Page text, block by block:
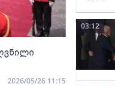
2026/05/26 11:15
03:12